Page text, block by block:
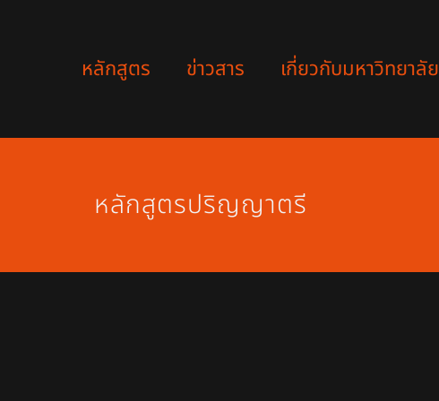
หลักสูตร ข่าวสาร เกี่ยวกับมหาวิทยาลัย
หลักสูตรปริญญาตรี